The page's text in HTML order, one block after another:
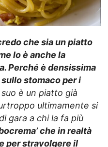
che sia un piatto
lo è anche la
Perché è densissima
stomaco per i
suo è un piatto già
ultimamente si
gara a chi la fa più
che in realtà
per stravolgere il